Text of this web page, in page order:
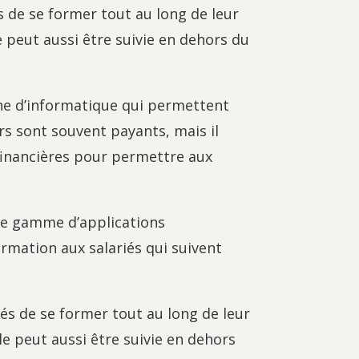
de se former tout au long de leur
aussi être suivie en dehors du
d’informatique qui permettent
sont souvent payants, mais il
pour permettre aux
gamme d’applications
aux salariés qui suivent
de se former tout au long de leur
peut aussi être suivie en dehors